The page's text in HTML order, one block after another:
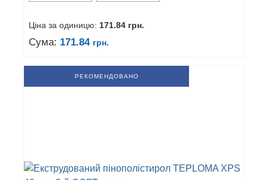
Ціна за одиницю: 171.84 грн.
Сума: 171.84 грн.
РЕКОМЕНДОВАНО